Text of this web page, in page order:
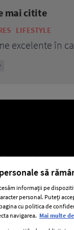
mai citite
7
Awards 2024
Stiri
să
informații pe
personal. Puteți
cu politica de
navigarea. Mai multe